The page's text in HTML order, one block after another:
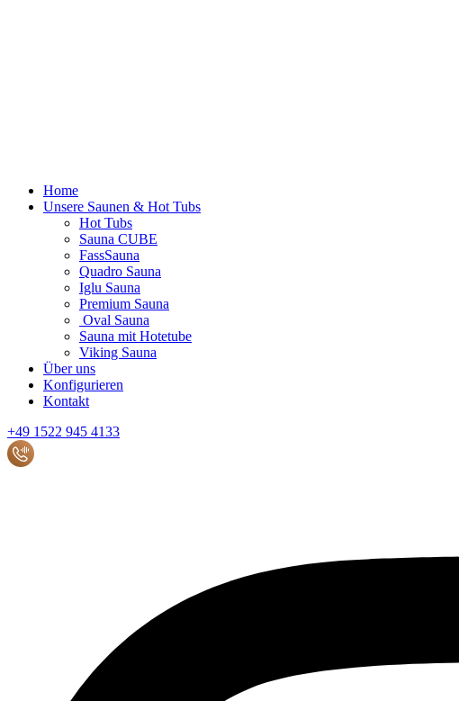
Home
Unsere Saunen & Hot Tubs
Hot Tubs
Sauna CUBE
FassSauna
Quadro Sauna
Iglu Sauna
Premium Sauna
Oval Sauna
Sauna mit Hotetube
Viking Sauna
Über uns
Konfigurieren
Kontakt
+49 1522 945 4133